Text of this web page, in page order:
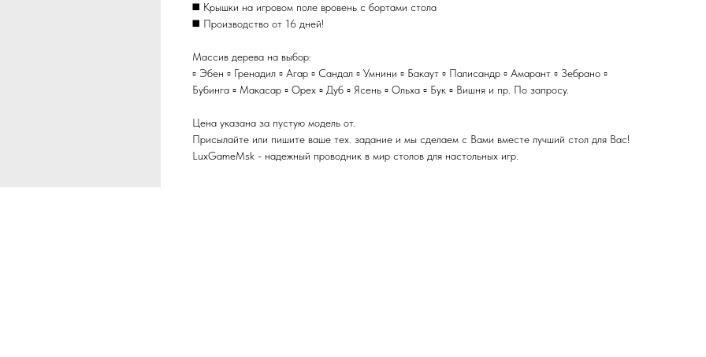
◼️ Крышки на игровом поле вровень с бортами стола
◼️ Производство от 16 дней!
Массив дерева на выбор:
▫️ Эбен ▫️ Гренадил ▫️ Агар ▫️ Сандал ▫️ Умнини ▫️ Бакаут ▫️ Палисандр ▫️ Амарант ▫️ Зебрано ▫️
Бубинга ▫️ Макасар ▫️ Орех ▫️ Дуб ▫️ Ясень ▫️ Ольха ▫️ Бук ▫️ Вишня и пр. По запросу.
Цена указана за пустую модель от.
Присылайте или пишите ваше тех. задание и мы сделаем с Вами вместе лучший стол для Вас!
LuхGаmеМsk - надежный проводник в мир столов для настольных игр.